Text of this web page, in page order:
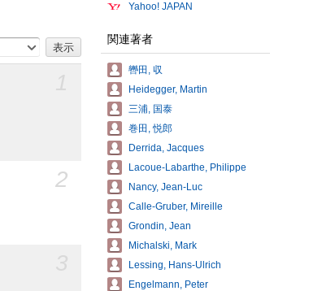
2
Yahoo! JAPAN
関連著者
轡田, 収
Heidegger, Martin
三浦, 国泰
巻田, 悦郎
Derrida, Jacques
Lacoue-Labarthe, Philippe
Nancy, Jean-Luc
Calle-Gruber, Mireille
Grondin, Jean
Michalski, Mark
Lessing, Hans-Ulrich
Engelmann, Peter